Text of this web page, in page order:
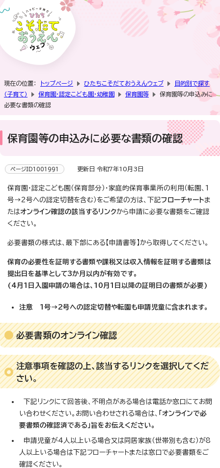
現在の位置： トップページ ひたちこそだておうえんウェブ
目的別で探す
（子育て）
保育園・認定こども園・幼稚園 保育園等
保育園等の申込みに
必要な書類の確認
保育園等の申込みに必要な書類の確認
ページID1001991 更新日 令和7年10月3日
保育園・認定こども園（保育部分）・家庭的保育事業所の利用（転園、1
号→2号への認定切替を含む）をご希望の方は、下記フローチャートま
たはオンライン確認の該当するリンクから申請に必要な書類をご確認
ください。
必要書類の様式は、最下部にある【申請書等】から取得してください。
保育の必要性を証明する書類や課税又は収入情報を証明する書類は
提出日を基準として3か月以内が有効です。
(4月1日入園申請の場合は、10月1日以降の証明日の書類が必要)
注意 1号→2号への認定切替や転園も申請児童に含まれます。
必要書類のオンライン確認
注意事項を確認の上、該当するリンクを選択してくだ
さい。
下記リンクにて回答後、不明点がある場合は電話か窓口にてお問
い合わせください。お問い合わせされる場合は、
「オンラインで必
要書類の確認済である」旨をお伝えください。
申請児童が4人以上いる場合又は同居家族（世帯別も含む）が8
人以上いる場合は下記フローチャートまたは窓口で必要書類をご
確認ください。